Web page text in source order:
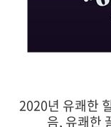
2020년 유쾌한
음, 유쾌한